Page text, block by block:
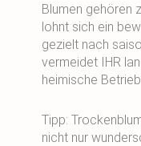
Blumen gehören
lohnt sich ein
gezielt nach
vermeidet IHR
heimische
Tipp:
nicht nur